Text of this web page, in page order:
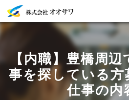
【内職】豊橋周
事を探している
仕事の内